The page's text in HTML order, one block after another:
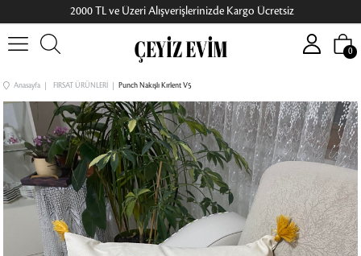
2000 TL ve Üzeri Alışverişlerinizde Kargo Ücretsiz
0
Anasayfa FIRSAT ÜRÜNLERİ Punch Nakışlı Kırlent V5